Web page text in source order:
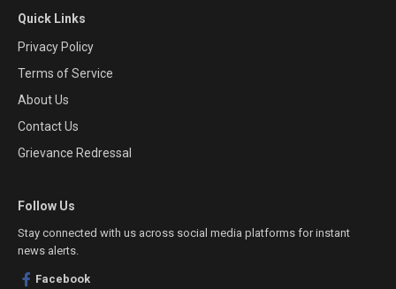
Quick Links
Privacy Policy
Terms of Service
About Us
Contact Us
Grievance Redressal
Follow Us
Stay connected with us across social media platforms for instant
news alerts.
Facebook